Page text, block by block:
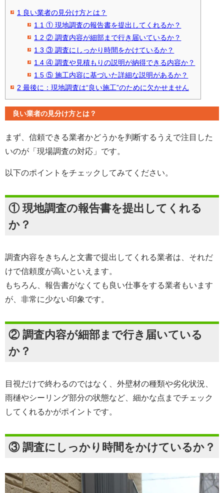
1 良い業者の見分け方とは？
1.1 ① 現地調査の報告書を提出してくれるか？
1.2 ② 調査内容が細部まで行き届いているか？
1.3 ③ 調査にしっかり時間をかけているか？
1.4 ④ 調査や見積もりの説明が納得できる内容か？
1.5 ⑤ 施工内容に基づいた詳細な説明があるか？
2 最後に：現地調査は“良い施工”のために欠かせません
良い業者の見分け方とは？
まず、信頼できる業者かどうかを判断するうえで注目した
いのが「現場調査の対応」です。
以下のポイントをチェックしてみてください。
① 現地調査の報告書を提出してくれる
か？
調査内容をきちんと文書で提出してくれる業者は、それだ
けで信頼度が高いといえます。
もちろん、報告書がなくても良い仕事をする業者もいます
が、非常に少ない印象です。
② 調査内容が細部まで行き届いている
か？
目視だけで終わるのではなく、外壁材の種類や劣化状況、
雨樋やシーリング部分の状態など、細かな点までチェック
してくれるかがポイントです。
③ 調査にしっかり時間をかけているか？